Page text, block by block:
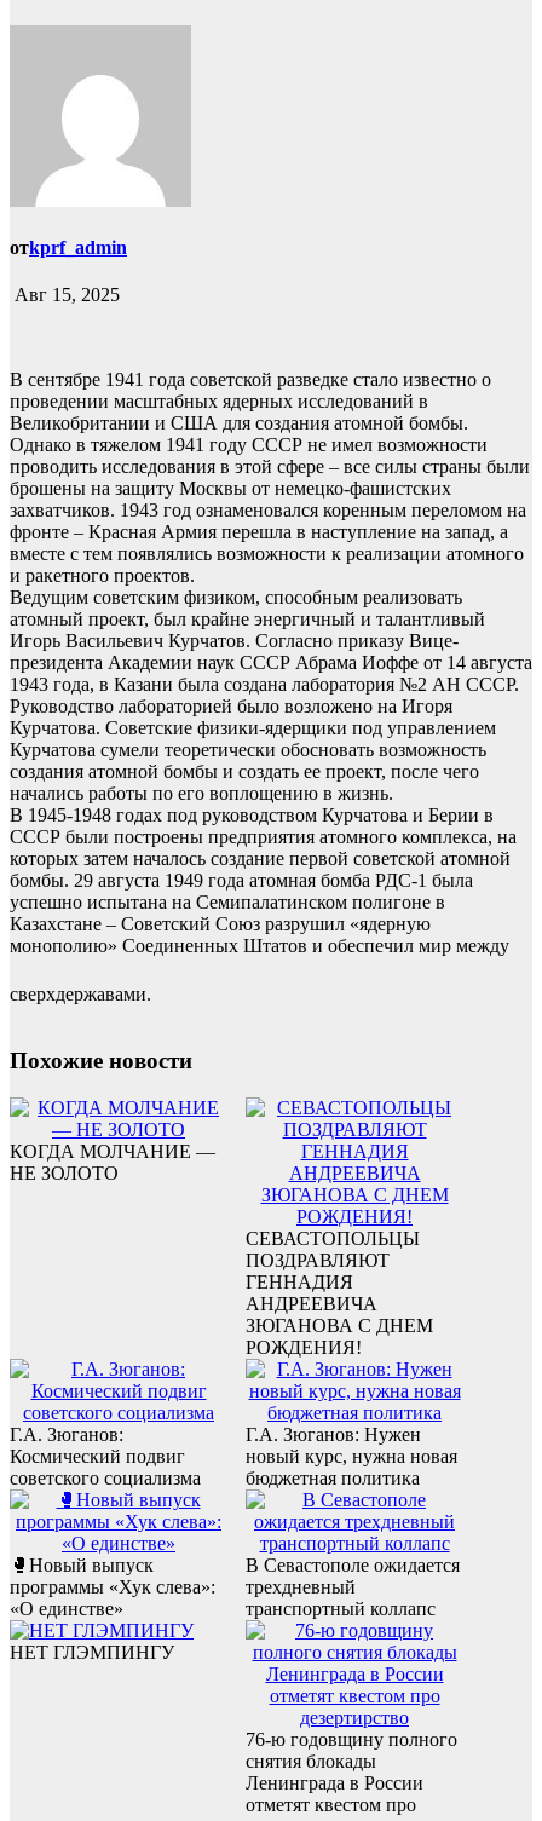
отkprf_admin
Авг 15, 2025
В сентябре 1941 года советской разведке стало известно о
проведении масштабных ядерных исследований в
Великобритании и США для создания атомной бомбы.
Однако в тяжелом 1941 году СССР не имел возможности
проводить исследования в этой сфере – все силы страны были
брошены на защиту Москвы от немецко-фашистских
захватчиков. 1943 год ознаменовался коренным переломом на
фронте – Красная Армия перешла в наступление на запад, а
вместе с тем появлялись возможности к реализации атомного
и ракетного проектов.
Ведущим советским физиком, способным реализовать
атомный проект, был крайне энергичный и талантливый
Игорь Васильевич Курчатов. Согласно приказу Вице-
президента Академии наук СССР Абрама Иоффе от 14 августа
1943 года, в Казани была создана лаборатория №2 АН СССР.
Руководство лабораторией было возложено на Игоря
Курчатова. Советские физики-ядерщики под управлением
Курчатова сумели теоретически обосновать возможность
создания атомной бомбы и создать ее проект, после чего
начались работы по его воплощению в жизнь.
В 1945-1948 годах под руководством Курчатова и Берии в
СССР были построены предприятия атомного комплекса, на
которых затем началось создание первой советской атомной
бомбы. 29 августа 1949 года атомная бомба РДС-1 была
успешно испытана на Семипалатинском полигоне в
Казахстане – Советский Союз разрушил «ядерную
монополию» Соединенных Штатов и обеспечил мир между
сверхдержавами.
Похожие новости
КОГДА МОЛЧАНИЕ —
НЕ ЗОЛОТО
СЕВАСТОПОЛЬЦЫ
ПОЗДРАВЛЯЮТ
ГЕННАДИЯ
АНДРЕЕВИЧА
ЗЮГАНОВА С ДНЕМ
РОЖДЕНИЯ!
Г.А. Зюганов:
Космический подвиг
советского социализма
Г.А. Зюганов: Нужен
новый курс, нужна новая
бюджетная политика
🥊Новый выпуск
программы «Хук слева»:
«О единстве»
В Севастополе ожидается
трехдневный
транспортный коллапс
НЕТ ГЛЭМПИНГУ
76-ю годовщину полного
снятия блокады
Ленинграда в России
отметят квестом про